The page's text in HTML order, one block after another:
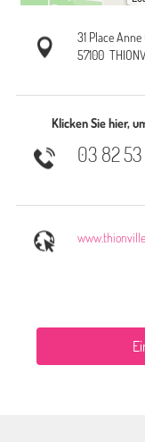
31 Place
57100
Klicken Sie hier,
03 82